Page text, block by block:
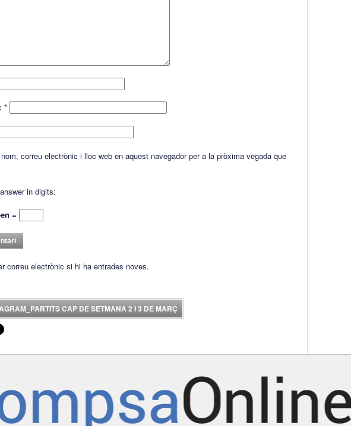
*
correu electrònic i lloc web en aquest navegador per a la pròxima vegada que
in digits:
=
correu electrònic si hi ha entrades noves.
CAP DE SETMANA 2 I 3 DE MARÇ